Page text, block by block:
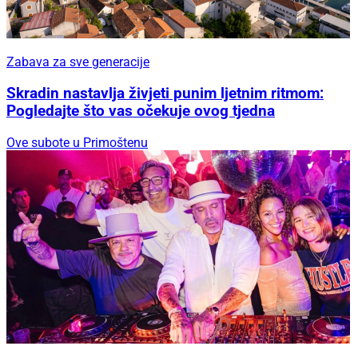
Zabava za sve generacije
Skradin nastavlja živjeti punim ljetnim ritmom:
Pogledajte što vas očekuje ovog tjedna
Ove subote u Primoštenu